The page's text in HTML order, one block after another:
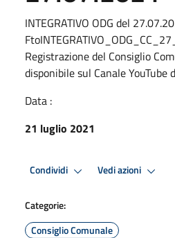
INTEGRATIVO ODG del
Registrazione del Consiglio
disponibile sul Canale YouTube
Data :
21 luglio 2021
Condividi Vedi azioni
Categorie:
Consiglio Comunale